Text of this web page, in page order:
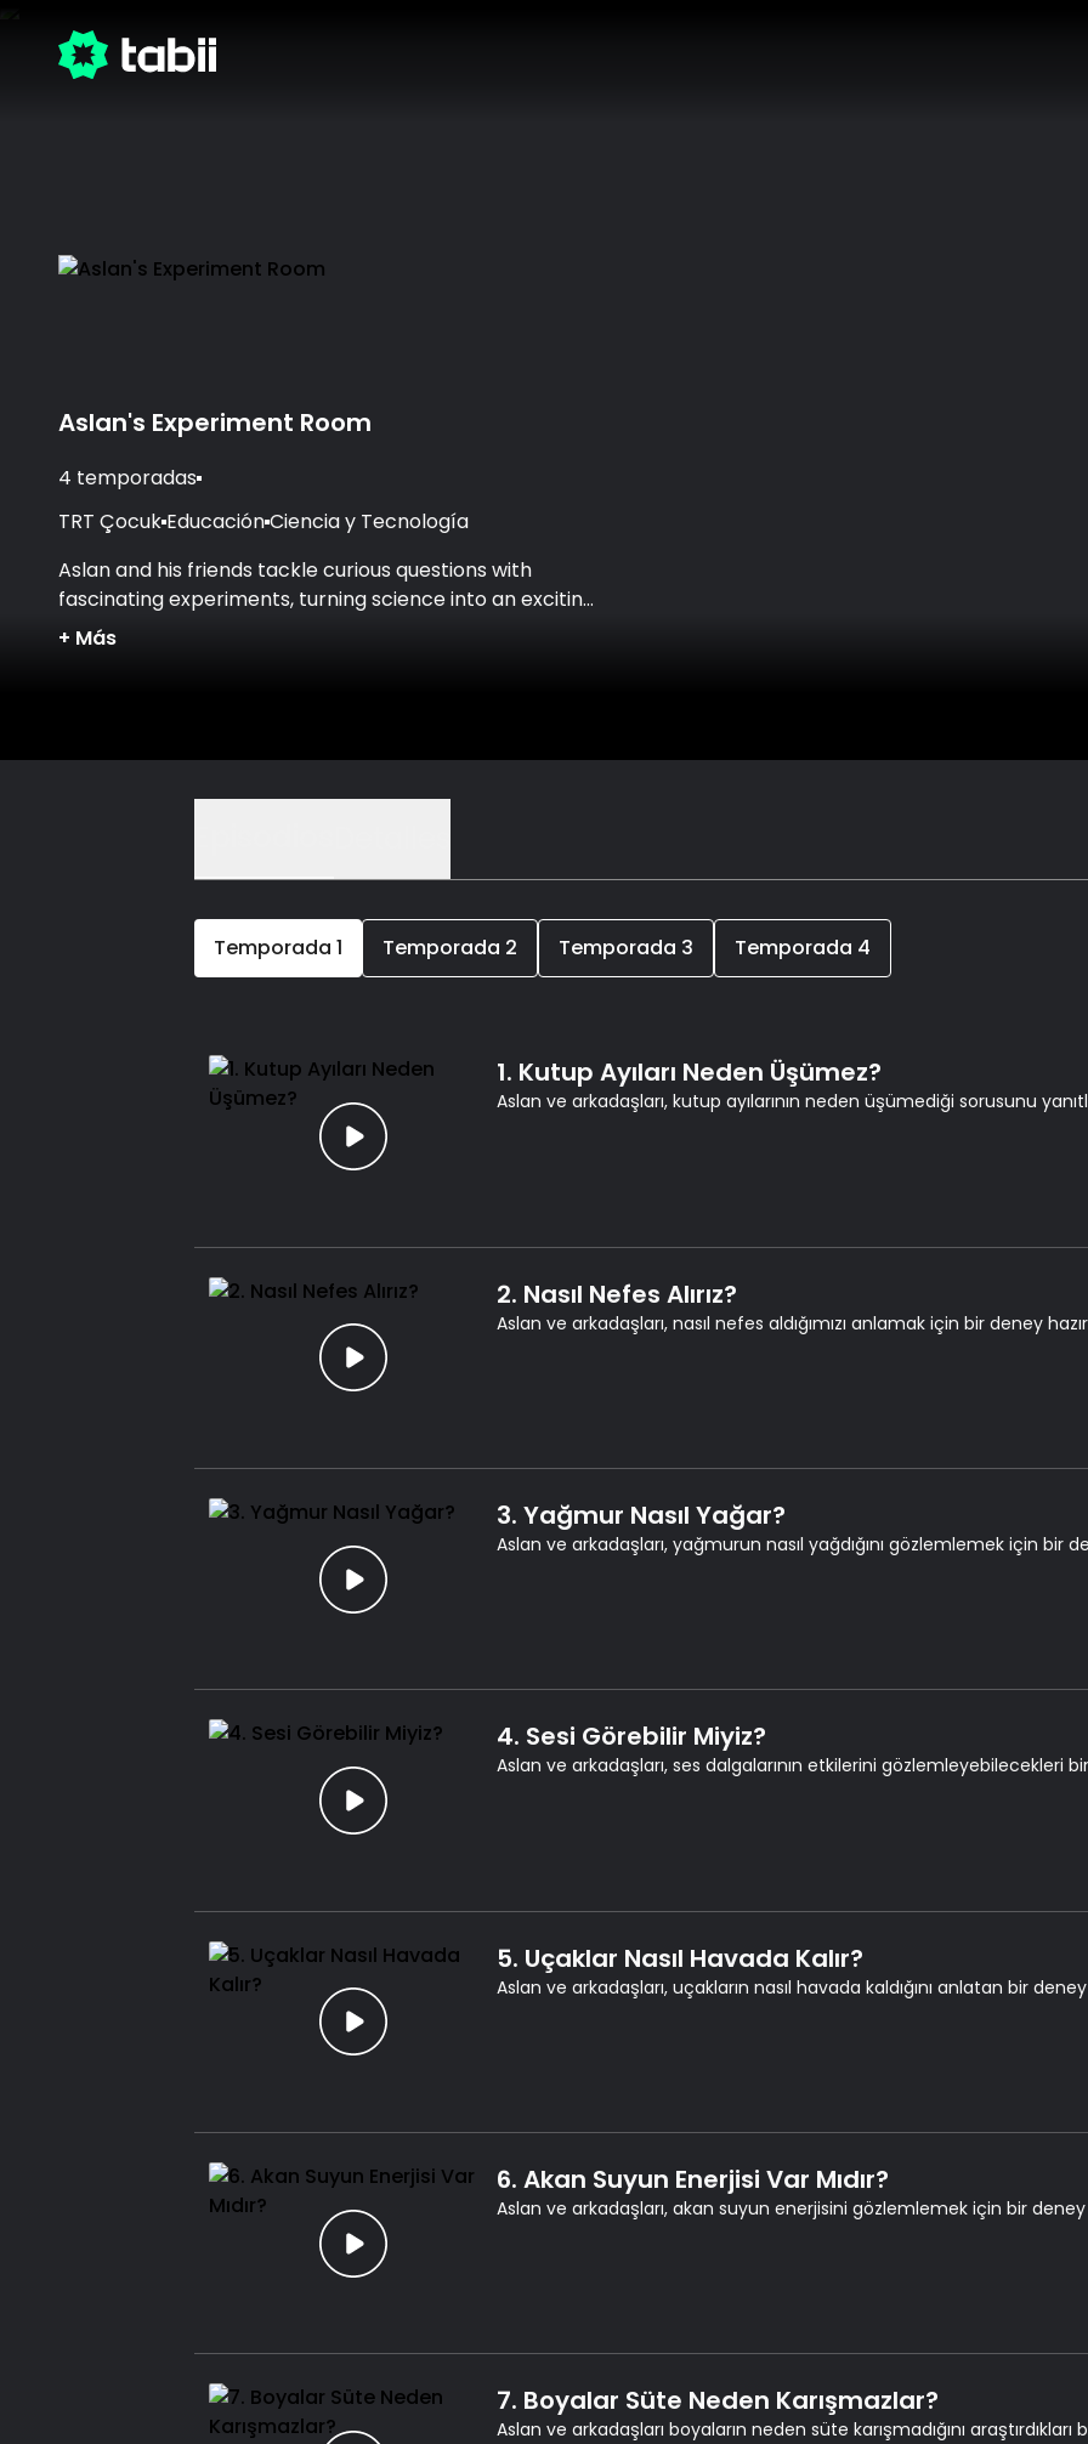
Aslan's Experiment Room
4 temporadas
TRT Çocuk EducaciónCiencia y Tecnología
Aslan and his friends tackle curious questions with
fascinating experiments, turning science into an exciting
adventure!
+ Más
Temporada 1 Temporada 2 Temporada 3 Temporada 4
1. Kutup Ayıları Neden Üşümez?
Aslan ve arkadaşları, kutup ayılarının neden üşümediği sorusunu
2. Nasıl Nefes Alırız?
Aslan ve arkadaşları, nasıl nefes aldığımızı anlamak için bir deney
3. Yağmur Nasıl Yağar?
Aslan ve arkadaşları, yağmurun nasıl yağdığını gözlemlemek için bir
4. Sesi Görebilir Miyiz?
Aslan ve arkadaşları, ses dalgalarının etkilerini gözlemleyebilecekleri
5. Uçaklar Nasıl Havada Kalır?
Aslan ve arkadaşları, uçakların nasıl havada kaldığını anlatan bir
6. Akan Suyun Enerjisi Var Mıdır?
Aslan ve arkadaşları, akan suyun enerjisini gözlemlemek için bir deney
7. Boyalar Süte Neden Karışmazlar?
Aslan ve arkadaşları boyaların neden süte karışmadığını araştırdıkları